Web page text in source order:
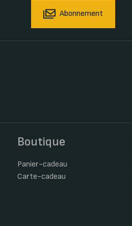
Abonnement
Boutique
Panier-cadeau
Carte-cadeau